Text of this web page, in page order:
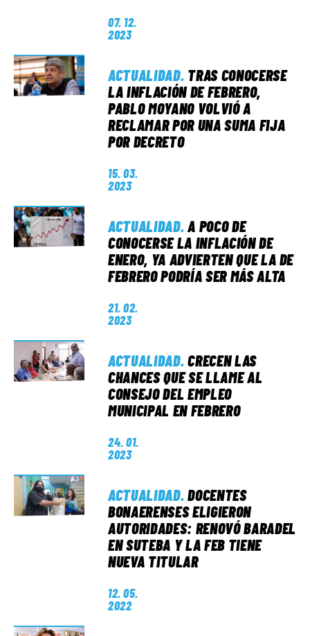
07. 12.
2023
ACTUALIDAD. TRAS CONOCERSE
LA INFLACIÓN DE FEBRERO,
PABLO MOYANO VOLVIÓ A
RECLAMAR POR UNA SUMA FIJA
POR DECRETO
15. 03.
2023
ACTUALIDAD. A POCO DE
CONOCERSE LA INFLACIÓN DE
ENERO, YA ADVIERTEN QUE LA DE
FEBRERO PODRÍA SER MÁS ALTA
21. 02.
2023
ACTUALIDAD. CRECEN LAS
CHANCES QUE SE LLAME AL
CONSEJO DEL EMPLEO
MUNICIPAL EN FEBRERO
24. 01.
2023
ACTUALIDAD. DOCENTES
BONAERENSES ELIGIERON
AUTORIDADES: RENOVÓ BARADEL
EN SUTEBA Y LA FEB TIENE
NUEVA TITULAR
12. 05.
2022